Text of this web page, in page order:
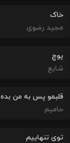
خاک
مجید رضوی
پوچ
شایع
قلبمو پس به من بده
حامیم
توی تنهاییم